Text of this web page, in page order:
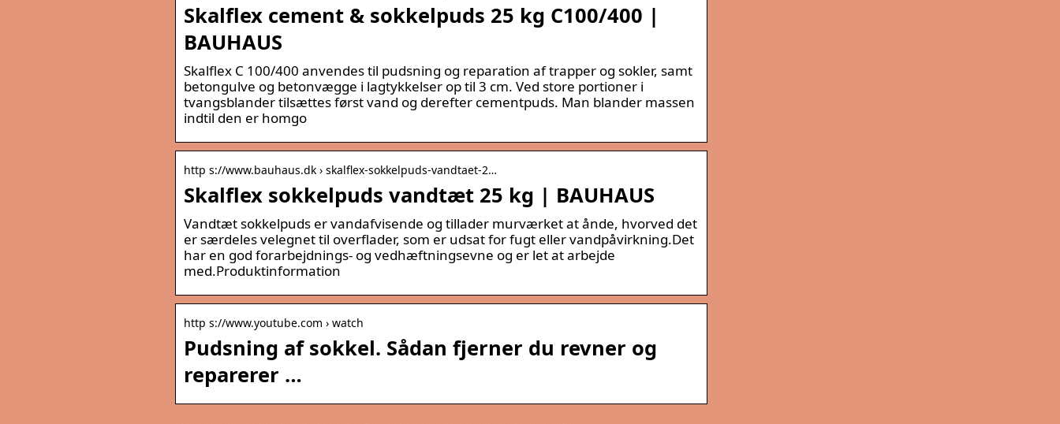
Skalflex cement & sokkelpuds 25 kg C100/400 |
BAUHAUS
Skalflex C 100/400 anvendes til pudsning og reparation af trapper og sokler, samt
betongulve og betonvægge i lagtykkelser op til 3 cm. Ved store portioner i
tvangsblander tilsættes først vand og derefter cementpuds. Man blander massen
indtil den er homgo
http s://www.bauhaus.dk › skalflex-sokkelpuds-vandtaet-2…
Skalflex sokkelpuds vandtæt 25 kg | BAUHAUS
Vandtæt sokkelpuds er vandafvisende og tillader murværket at ånde, hvorved det
er særdeles velegnet til overflader, som er udsat for fugt eller vandpåvirkning.Det
har en god forarbejdnings- og vedhæftningsevne og er let at arbejde
med.Produktinformation
http s://www.youtube.com › watch
Pudsning af sokkel. Sådan fjerner du revner og
reparerer …